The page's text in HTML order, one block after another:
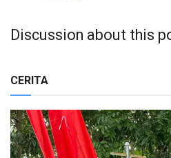
Discussion about this
CERITA